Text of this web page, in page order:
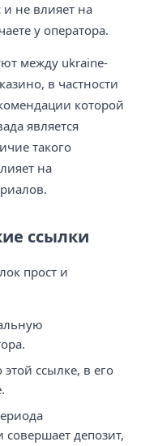
и не влияет на
у оператора.
между ukraine-
в частности
которой
является
такого
на
ссылки
прост и
ссылке, в его
совершает депозит,